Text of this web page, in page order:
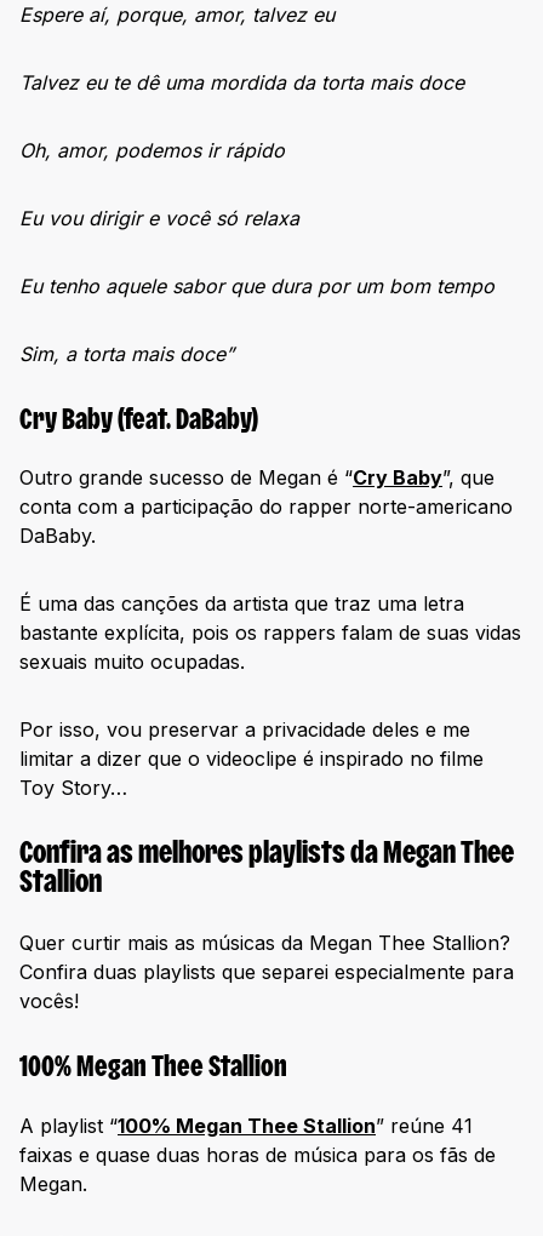
Espere aí, porque, amor, talvez eu
Talvez eu te dê uma mordida da torta mais doce
Oh, amor, podemos ir rápido
Eu vou dirigir e você só relaxa
Eu tenho aquele sabor que dura por um bom tempo
Sim, a torta mais doce”
Cry Baby (feat. DaBaby)
Outro grande sucesso de Megan é “Cry Baby”, que
conta com a participação do rapper norte-americano
DaBaby.
É uma das canções da artista que traz uma letra
bastante explícita, pois os rappers falam de suas vidas
sexuais muito ocupadas.
Por isso, vou preservar a privacidade deles e me
limitar a dizer que o videoclipe é inspirado no filme
Toy Story…
Confira as melhores playlists da Megan Thee
Stallion
Quer curtir mais as músicas da Megan Thee Stallion?
Confira duas playlists que separei especialmente para
vocês!
100% Megan Thee Stallion
A playlist “100% Megan Thee Stallion” reúne 41
faixas e quase duas horas de música para os fãs de
Megan.